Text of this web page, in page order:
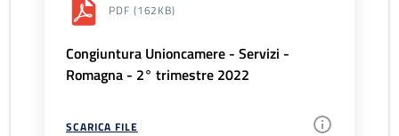
PDF (162KB)
Congiuntura Unioncamere - Servizi -
Romagna - 2° trimestre 2022
SCARICA FILE